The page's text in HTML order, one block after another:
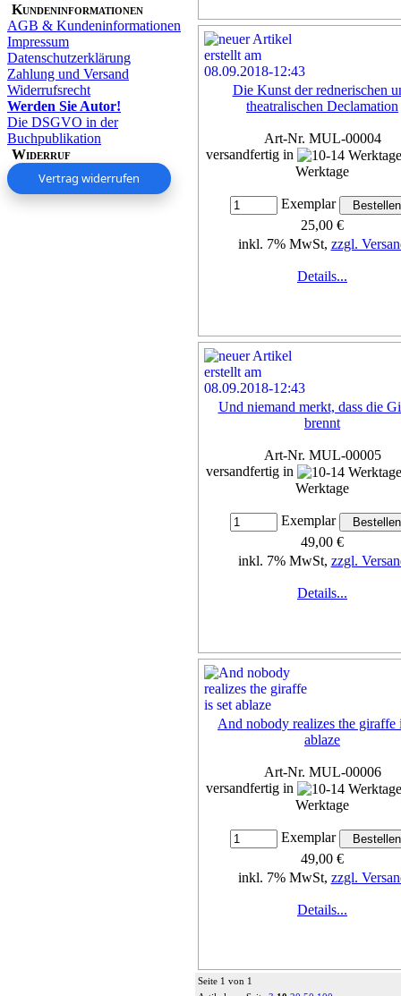
Kundeninformationen
AGB & Kundeninformationen
Impressum
Datenschutzerklärung
Zahlung und Versand
Widerrufsrecht
Werden Sie Autor!
Die DSGVO in der
Buchpublikation
Widerruf
Vertrag widerrufen
Die Kunst der rednerischen
theatralischen Declamation
Art-Nr. MUL-00004
versandfertig in
Werktage
Exemplar
25,00 €
inkl. 7% MwSt, zzgl.
Details...
Und niemand merkt, dass die
brennt
Art-Nr. MUL-00005
versandfertig in
Werktage
Exemplar
49,00 €
inkl. 7% MwSt, zzgl.
Details...
And nobody realizes the giraffe
ablaze
Art-Nr. MUL-00006
versandfertig in
Werktage
Exemplar
49,00 €
inkl. 7% MwSt, zzgl.
Details...
Seite 1 von 1